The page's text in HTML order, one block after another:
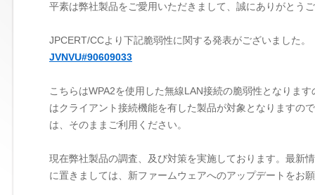
平素は弊社製品をご愛用いただきまして、誠にありがとう
JPCERT/CCより下記脆弱性に関する発表がございました。
JVNVU#90609033
こちらはWPA2を使用した無線LAN接続の脆弱性となりま
はクライアント接続機能を有した製品が対象となりますの
は、そのままご利用ください。
現在弊社製品の調査、及び対策を実施しております。最新
に置きましては、新ファームウェアへのアップデートをお